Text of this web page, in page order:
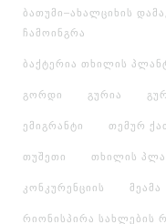
ბათუმი–ახალციხის
ჩამოინგრა
ბაქტერია თხილის
გორდი გურია
ემიგრანტი თემურ
თუშეთი თხილის
კონკურენციის მეამა
რიონისპირა სახლების